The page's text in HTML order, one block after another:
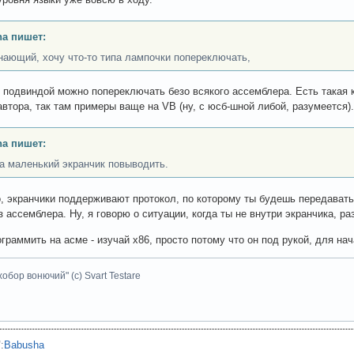
пишет:
хочу что-то типа лампочки попереключать,
можно попереключать безо всякого ассемблера. Есть такая
так там примеры ваще на VB (ну, c юсб-шной либой, разумеется).
пишет:
маленький экранчик повыводить.
экранчики поддерживают протокол, по которому ты будешь
ассемблера. Ну, я говорю о ситуации, когда ты не внутри экранчика,
на асме - изучай x86, просто потому что он под рукой, для
вонючий" (с) Svart Testare
:Babusha